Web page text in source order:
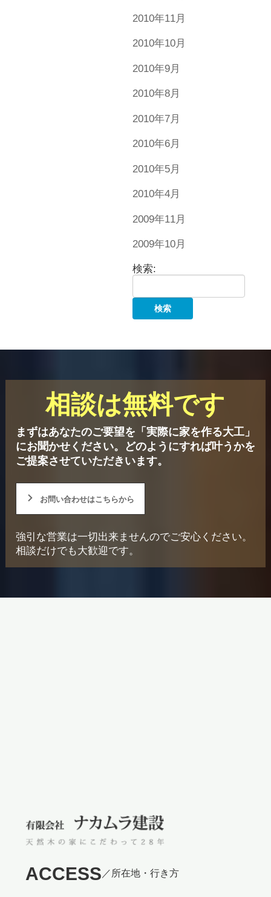
2010年11月
2010年10月
2010年9月
2010年8月
2010年7月
2010年6月
2010年5月
2010年4月
2009年11月
2009年10月
検索:
相談は無料です
まずはあなたのご要望を「実際に家を作る大工」
にお聞かせください。
どのようにすれば叶うかを
ご提案させていただきいます。
お問い合わせはこちらから
強引な営業は一切出来ませんのでご安心ください。
相談だけでも大歓迎です。
ACCESS ／所在地・行き方